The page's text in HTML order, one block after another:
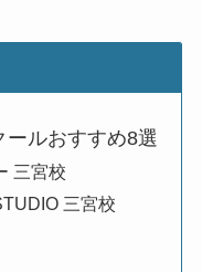
ルおすすめ8選
三宮校
三宮校